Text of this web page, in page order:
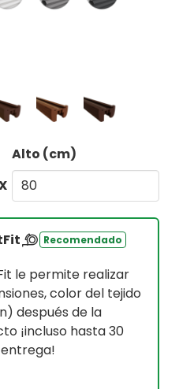
Alto (cm)
Recomendado
le permite realizar
color del tejido
después de la
¡incluso hasta 30